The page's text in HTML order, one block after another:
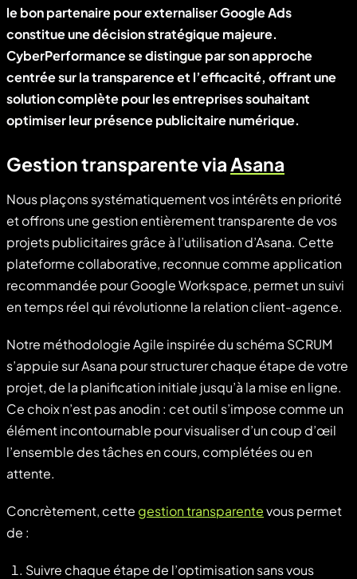
le bon partenaire pour externaliser Google Ads
constitue une décision stratégique majeure.
CyberPerformance se distingue par son approche
centrée sur la transparence et l’efficacité, offrant une
solution complète pour les entreprises souhaitant
optimiser leur présence publicitaire numérique.
Gestion transparente viaAsana
Nous plaçons systématiquement vos intérêts en priorité
et offrons une gestion entièrement transparente de vos
projets publicitaires grâce à l’utilisation d’Asana. Cette
plateforme collaborative, reconnue comme application
recommandée pour Google Workspace, permet un suivi
en temps réel qui révolutionne la relation client-agence.
Notre méthodologie Agile inspirée du schéma SCRUM
s’appuie sur Asana pour structurer chaque étape de votre
projet, de la planification initiale jusqu’à la mise en ligne.
Ce choix n’est pas anodin : cet outil s’impose comme un
élément incontournable pour visualiser d’un coup d’œil
l’ensemble des tâches en cours, complétées ou en
attente.
Concrètement, cettegestion transparentevous permet
de :
Suivre chaque étape de l’optimisation sans vous